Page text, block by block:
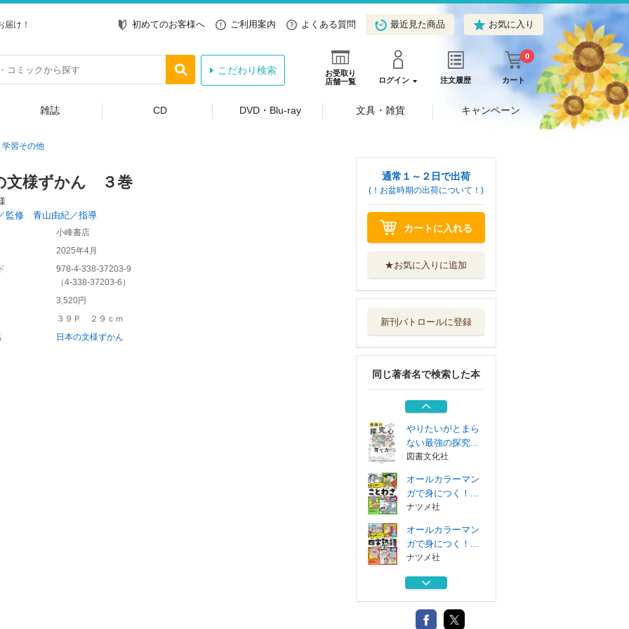
け！ 初めてのお客様へ ご利用案内 よくある質問 最近見た商品 お気に入り
お受取り
店舗一覧
ログイン 注文履歴 カート
0
こだわり検索
雑誌 CD DVD・Blu-ray 文具・雑貨 キャンペーン
学習その他
文様ずかん ３巻
監修 青山由紀／指導
小峰書店
2025年4月
978-4-338-37203-9
（4-338-37203-6 ）
3,520円
３９Ｐ ２９ｃｍ
日本の文様ずかん
通常１～２日で出荷
(！お盆時期の出荷について！)
カートに入れる
★お気に入りに追加
新刊パトロールに登録
同じ著者名で検索した本
オールカラーマン
ガで身につく！...
ちろぴのとまなぶ
ＫＡＤＯＫＡＷＡ
数えてみよう！！
数え方大図鑑
国土社
やりたいがとまら
ない最強の探究...
図書文化社
オールカラーマン
ガで身につく！...
ナツメ社
オールカラーマン
ガで身につく！...
ナツメ社
ちろぴのとまなぶ
ＫＡＤＯＫＡＷＡ